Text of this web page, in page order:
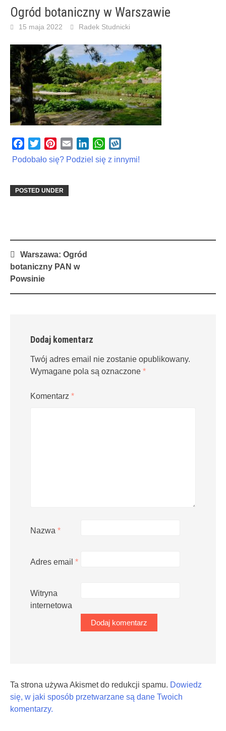
Ogród botaniczny w Warszawie
15 maja 2022 Radek Studnicki
Facebook
TwitterPinterest
Email LinkedInWhatsApp
Podobało się? Podziel się z innymi!
POSTED UNDER
Post
navigation
Warszawa: Ogród
botaniczny PAN w
Powsinie
Dodaj komentarz
Twój adres email nie zostanie opublikowany.
Wymagane pola są oznaczone *
Komentarz *
Nazwa *
Adres email *
Witryna
internetowa
Ta strona używa Akismet do redukcji spamu. Dowiedz
się, w jaki sposób przetwarzane są dane Twoich
komentarzy.